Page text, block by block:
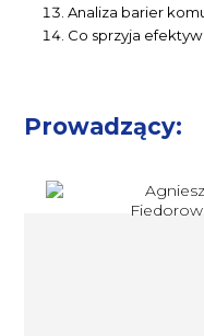
Analiza barier
Co sprzyja
Prowadzący:
Psycholog,
Psycholog,